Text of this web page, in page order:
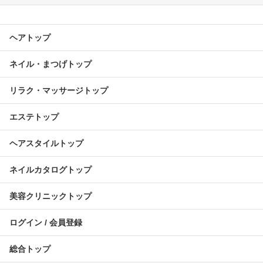
ヘアトップ
ネイル・まつげトップ
リラク・マッサージトップ
エステトップ
ヘアスタイルトップ
ネイルカタログトップ
美容クリニックトップ
ログイン / 会員登録
総合トップ